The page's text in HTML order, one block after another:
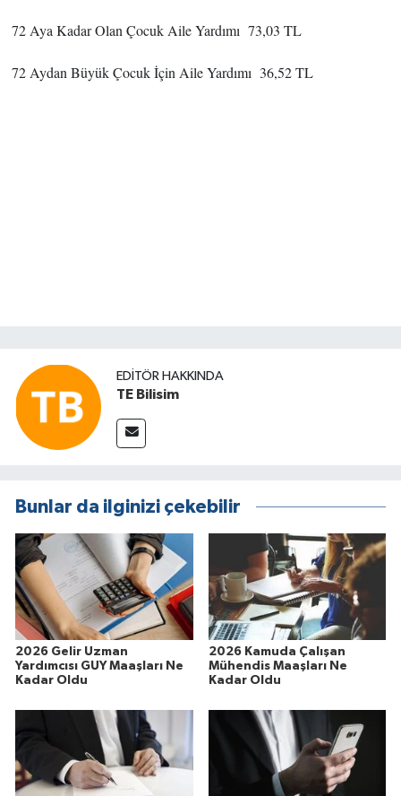
72 Aya Kadar Olan Çocuk Aile Yardımı 73,03 TL
72 Aydan Büyük Çocuk İçin Aile Yardımı 36,52 TL
EDITÖR HAKKINDA
TE Bilisim
Bunlar da ilginizi çekebilir
2026 Gelir Uzman
Yardımcısı GUY Maaşları Ne
Kadar Oldu
2026 Kamuda Çalışan
Mühendis Maaşları Ne
Kadar Oldu